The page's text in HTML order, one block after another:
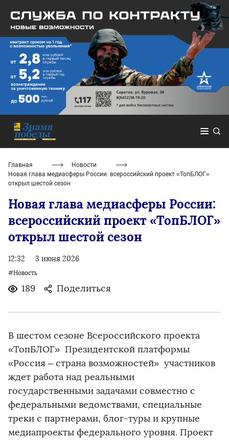
Главная
Новости
Новая глава медиасферы России: всероссийский проект «ТопБЛОГ»
открыл шестой сезон
Новая глава медиасферы России:
всероссийский проект «ТопБЛОГ»
открыл шестой сезон
12:32 3 июня 2026
#Новость
189 Поделиться
В шестом сезоне Всероссийского проекта
«ТопБЛОГ» Президентской платформы
«Россия – страна возможностей» участников
ждет работа над реальными
государственными задачами совместно с
федеральными ведомствами, специальные
треки с партнерами, блог-туры и крупные
медиапроекты федерального уровня. Проект